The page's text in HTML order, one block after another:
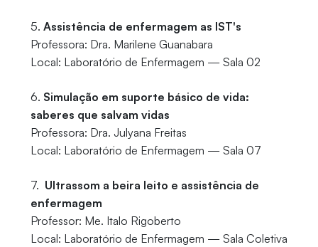
5. Assistência de enfermagem as IST's
Professora: Dra. Marilene Guanabara
Local: Laboratório de Enfermagem — Sala 02
6. Simulação em suporte básico de vida:
saberes que salvam vidas
Professora: Dra. Julyana Freitas
Local: Laboratório de Enfermagem — Sala 07
7. Ultrassom a beira leito e assistência de
enfermagem
Professor: Me. Italo Rigoberto
Local: Laboratório de Enfermagem — Sala Coletiva